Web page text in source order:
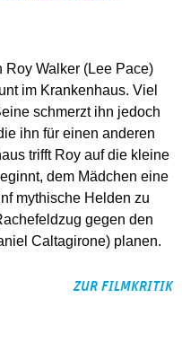
Roy Walker (Lee Pace)
im Krankenhaus. Viel
schmerzt ihn jedoch
ihn für einen anderen
trifft Roy auf die kleine
dem Mädchen eine
mythische Helden zu
gegen den
Caltagirone) planen.
ZUR FILMKRITIK